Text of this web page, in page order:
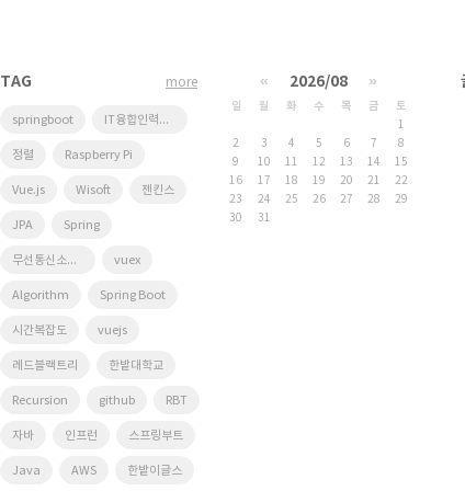
TAG
springboot IT융합인력양성사업단
정렬 Raspberry Pi
Vue.js Wisoft 젠킨스
JPA Spring
무선통신소프트웨어연구실 vuex
Algorithm Spring Boot
시간복잡도 vuejs
레드블랙트리 한밭대학교
Recursion github RBT
자바 인프런 스프링부트
Java AWS 한밭이글스
more « 2026/08 »
일 월 화 수 목 금
토
1
2
3 4 5 6 7
8
9
10 11 12 13 14
15
16
17 18 19 20 21
22
23
24 25 26 27 28
29
30
31